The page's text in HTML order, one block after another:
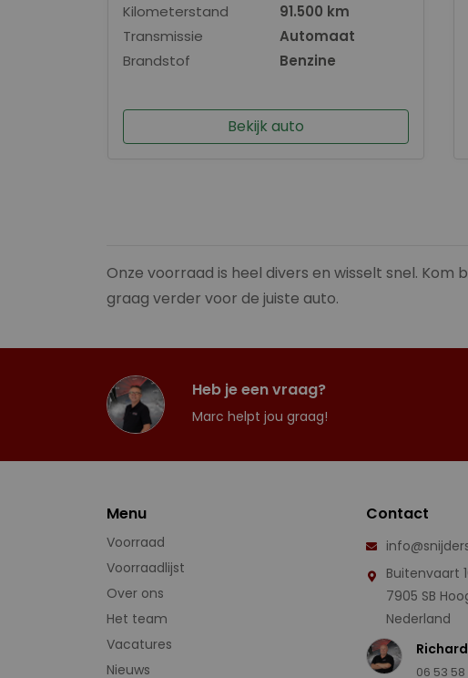
Kilometerstand
91.500 km
Transmissie
Automaat
Brandstof
Benzine
Bekijk auto
Onze voorraad is heel divers en wisselt snel.
graag verder voor de juiste auto.
Heb je een vraag?
Marc helpt jou graag!
Menu
Voorraad
Voorraadlijst
Over ons
Het team
Vacatures
Nieuws
Contact
Buitenvaart
7905 SB
Nederland
06 53